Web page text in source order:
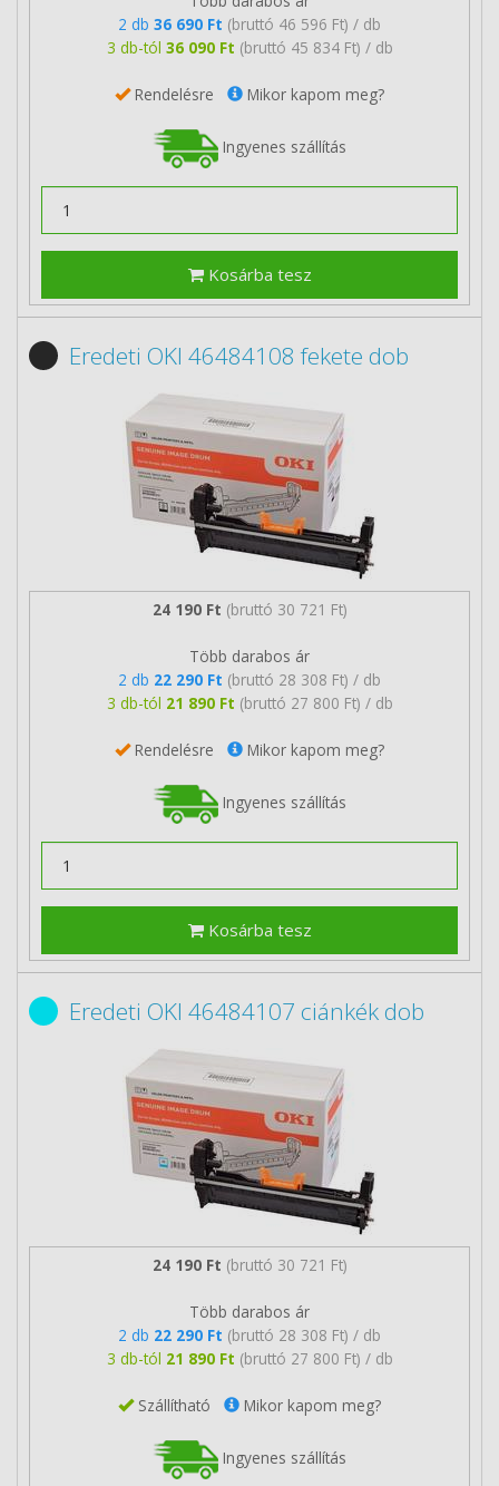
2 db 36 690 Ft (bruttó 46 596 Ft) / db
3 db-tól 36 090 Ft (bruttó 45 834 Ft) / db
Rendelésre Mikor kapom meg?
Ingyenes szállítás
Kosárba tesz
Eredeti OKI 46484108 fekete dob
24 190 Ft (bruttó 30 721 Ft)
Több darabos ár
2 db 22 290 Ft (bruttó 28 308 Ft) / db
3 db-tól 21 890 Ft (bruttó 27 800 Ft) / db
Rendelésre Mikor kapom meg?
Ingyenes szállítás
Kosárba tesz
Eredeti OKI 46484107 ciánkék dob
24 190 Ft (bruttó 30 721 Ft)
Több darabos ár
2 db 22 290 Ft (bruttó 28 308 Ft) / db
3 db-tól 21 890 Ft (bruttó 27 800 Ft) / db
Szállítható Mikor kapom meg?
Ingyenes szállítás